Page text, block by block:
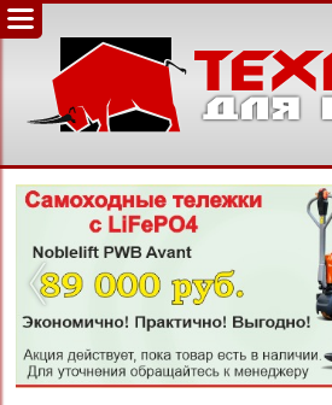
‹